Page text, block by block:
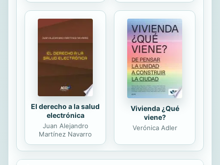
El derecho a la salud
electrónica
Juan Alejandro
Martínez Navarro
Vivienda ¿Qué
viene?
Verónica Adler